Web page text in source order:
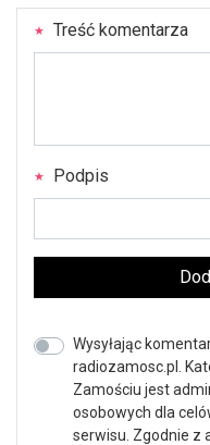
Treść komentarza
Podpis
Wysyłając
radiozamosc.pl.
Zamościu jest
osobowych dla
serwisu. Zgodnie z